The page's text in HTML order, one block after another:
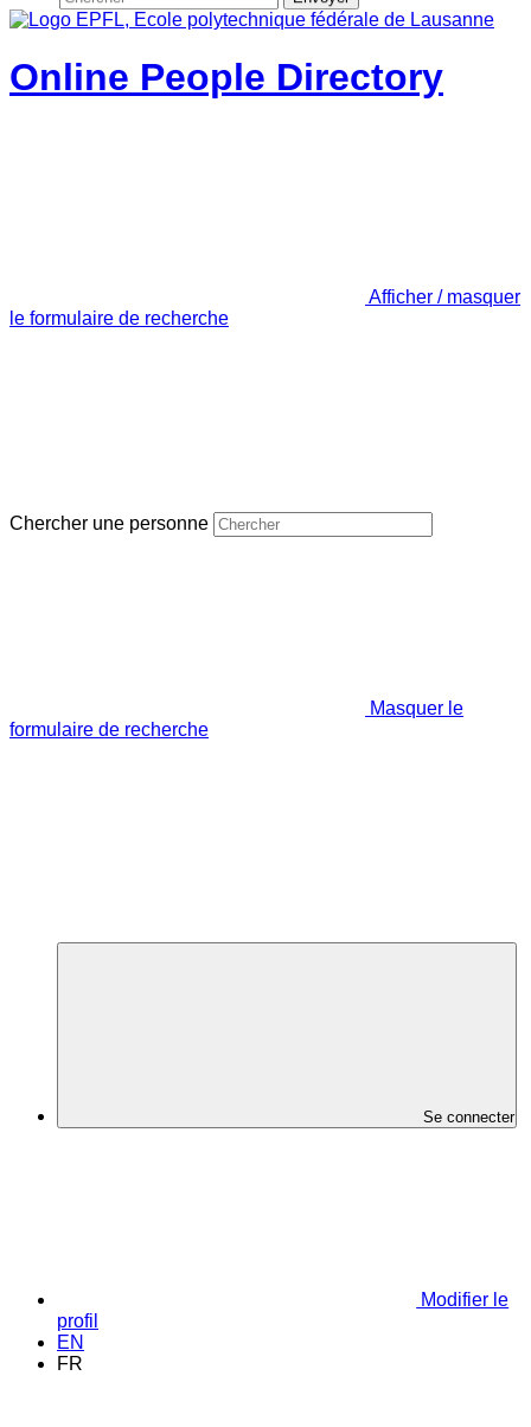
Online People Directory
Afficher / masquer
le formulaire de recherche
Chercher une personne
Masquer le
formulaire de recherche
Se connecter
Modifier le
profil
EN
FR